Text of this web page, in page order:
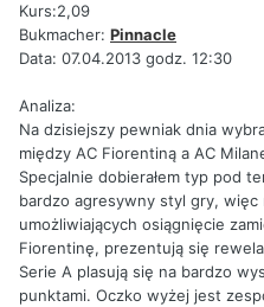
Kurs:2,09
Bukmacher: Pinnacle
Data: 07.04.2013 godz. 12:30
Analiza:
Na dzisiejszy pewniak dnia
między AC Fiorentiną a AC
Specjalnie dobierałem typ pod
bardzo agresywny styl gry,
umożliwiających osiągnięcie
Fiorentinę, prezentują się
Serie A plasują się na bardzo
punktami. Oczko wyżej jest